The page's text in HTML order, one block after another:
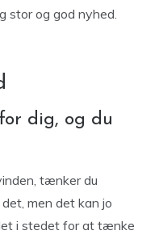
stor og god nyhed.
dig, og du
tænker du
men det kan jo
i stedet for at tænke